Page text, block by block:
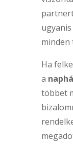
minden
Ha
a
többet